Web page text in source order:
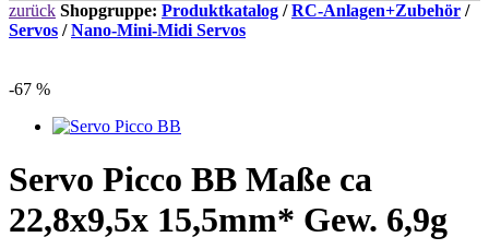
zurück Shopgruppe: Produktkatalog /RC-Anlagen+Zubehör /
Servos /Nano-Mini-Midi Servos
-67 %
Servo Picco BB Maße ca
22,8x9,5x 15,5mm* Gew. 6,9g